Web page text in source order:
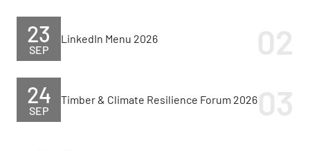
SEP
23 LinkedIn Menu 2026
SEP
24 Timber & Climate Resilience Forum 2026